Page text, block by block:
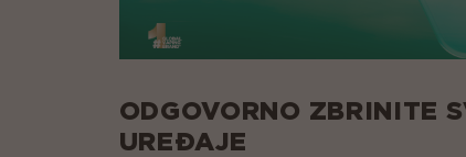
ODGOVORNO ZBRINITE
UREĐAJE